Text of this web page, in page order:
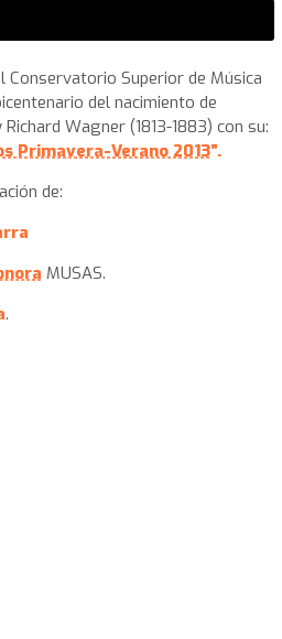
Superior de Música
del nacimiento de
Richard Wagner (1813-1883) con su:
Primavera-Verano 2013”.
de:
MUSAS.
.